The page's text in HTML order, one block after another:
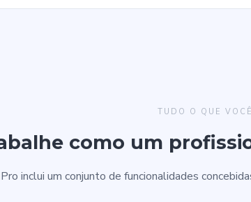
TUDO O QUE
como um
inclui um conjunto de funcionalidades